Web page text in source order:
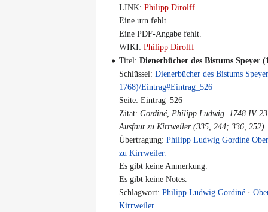
LINK:Philipp Dirolff
Eine urn fehlt.
Eine PDF-Angabe fehlt.
WIKI:Philipp Dirolff
Titel:Dienerbücher des Bistums Speyer
Schlüssel:Dienerbücher des Bistums
1768)/Eintrag#Eintrag_526
Seite: Eintrag_526
Zitat:Gordiné, Philipp Ludwig. 1748 IV
Ausfaut zu Kirrweiler (335, 244; 336, 252).
Übertragung:Philipp Ludwig Gordiné
zu Kirrweiler.
Es gibt keine Anmerkung.
Es gibt keine Notes.
Schlagwort:Philipp Ludwig Gordiné ·
Kirrweiler